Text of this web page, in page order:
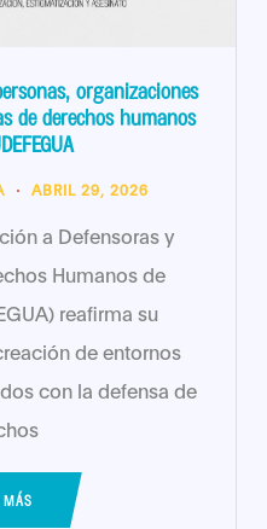
organizaciones
de derechos humanos
ABRIL 29, 2026
a Defensoras y
Humanos de
reafirma su
de entornos
con la defensa de